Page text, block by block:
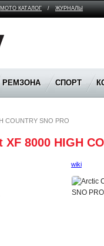
МОТО КАТАЛОГ / ЖУРНАЛЫ
РЕМЗОНА СПОРТ
COUNTRY SNO PRO
8000 HIGH
wiki